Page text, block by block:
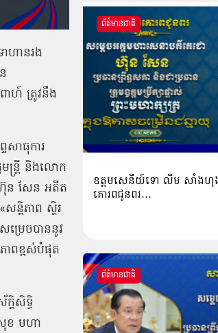
ហានរង
ាហ៍ ត្រូវនឹង
សាធុការ
ន្ត្រី និងលោក
ហ៊ុន សែន អតីត
ន្តិភាព ស្ថិរ
ម្រេចបាននូវ
ាពខ្ពស់បំផុត
តិសិទ្ធិ
សុខ មហា
ព័ត៌មានជាតិ
ឧត្តមសេនីយ៍ទោ លីម​ សាំង​ហុង​
គោរពជូនពរ…
ព័ត៌មានជាតិ